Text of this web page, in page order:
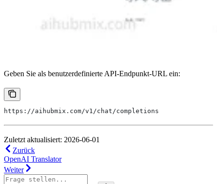
Geben Sie als benutzerdefinierte API-Endpunkt-URL ein:
https://aihubmix.com/v1/chat/completions
Zuletzt aktualisiert: 2026-06-01
Zurück
OpenAI Translator
Weiter